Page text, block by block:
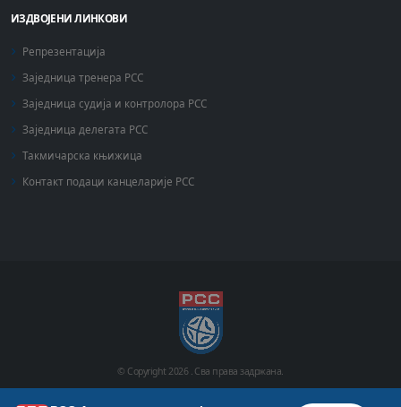
ИЗДВОЈЕНИ ЛИНКОВИ
Репрезентација
Заједница тренера РСС
Заједница судија и контролора РСС
Заједница делегата РСС
Такмичарска књижица
Контакт подаци канцеларије РСС
© Copyright2026 . Сва права задржана.